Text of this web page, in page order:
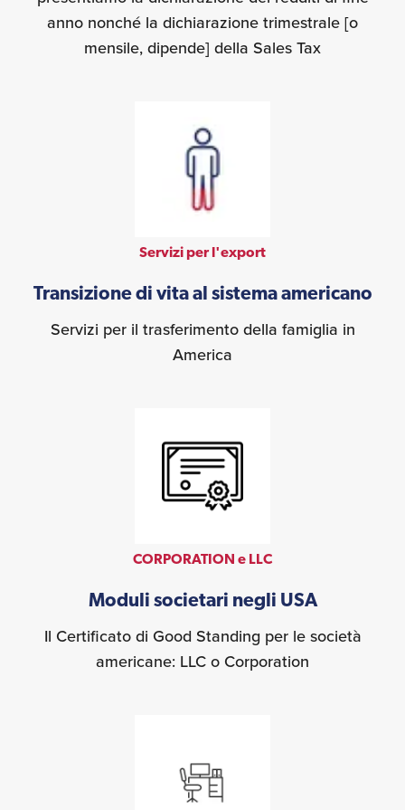
anno nonché la dichiarazione trimestrale [o
mensile, dipende] della Sales Tax
Servizi per l'export
Transizione di vita al sistema americano
Servizi per il trasferimento della famiglia in
America
CORPORATION e LLC
Moduli societari negli USA
Il Certificato di Good Standing per le società
americane: LLC o Corporation